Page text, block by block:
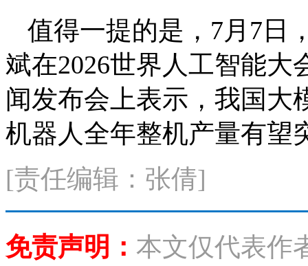
值得一提的是，7月7日
斌在2026世界人工智能
闻发布会上表示，我国大
机器人全年整机产量有望
[责任编辑：张倩]
免责声明： 本文仅代表作